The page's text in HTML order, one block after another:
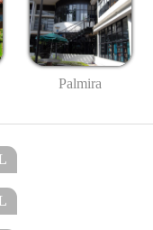
Palmira